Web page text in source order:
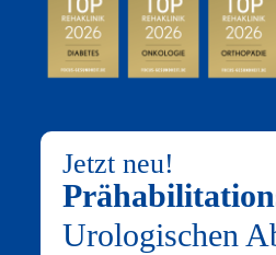
Jetzt neu!
Urologischen